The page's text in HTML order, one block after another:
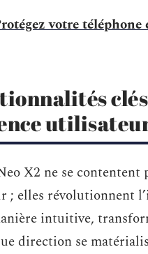
votre téléphone
X2 ne se
; elles révolutionnent
intuitive,
direction se